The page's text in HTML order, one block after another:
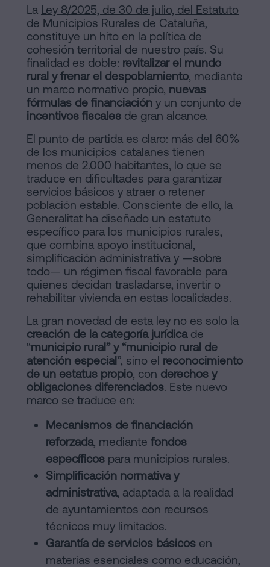
Proceso
Editorial
Contenidos
Personalizar
cookies
Síguenos
redes
sociales
de
habitabilidad?
Contactar
La Ley 8/2025, de 30 de julio, del Estatuto
de Municipios Rurales de Cataluña,
constituye un hito en la política de
cohesión territorial de nuestro país. Su
finalidad es doble: revitalizar el mundo
rural y frenar el despoblamiento, mediante
un marco normativo propio, nuevas
fórmulas de financiación y un conjunto de
incentivos fiscales de gran alcance.
El punto de partida es claro: más del 60%
de los municipios catalanes tienen
menos de 2.000 habitantes, lo que se
traduce en dificultades para garantizar
servicios básicos y atraer o retener
población estable. Consciente de ello, la
Generalitat ha diseñado un estatuto
específico para los municipios rurales,
que combina apoyo institucional,
simplificación administrativa y —sobre
todo— un régimen fiscal favorable para
quienes decidan trasladarse, invertir o
rehabilitar vivienda en estas localidades.
La gran novedad de esta ley no es solo la
creación de la categoría jurídicade
“municipio rural” y “municipio rural de
atención especial”, sino el reconocimiento
de un estatus propio, con derechos y
obligaciones diferenciados. Este nuevo
marco se traduce en:
Mecanismos de financiación
reforzada, mediante fondos
específicos para municipios rurales.
Simplificación normativa y
administrativa, adaptada a la realidad
de ayuntamientos con recursos
técnicos muy limitados.
Garantía de servicios básicos en
materias esenciales como educación,